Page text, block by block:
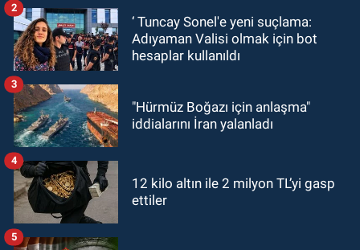
‘ Tuncay Sonel'e yeni suçlama:
Adıyaman Valisi olmak için bot
hesaplar kullanıldı
2
"Hürmüz Boğazı için anlaşma"
iddialarını İran yalanladı
3
12 kilo altın ile 2 milyon TL’yi gasp
ettiler
4
5